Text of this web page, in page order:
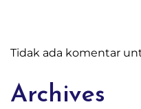
Tidak ada komentar
Archives